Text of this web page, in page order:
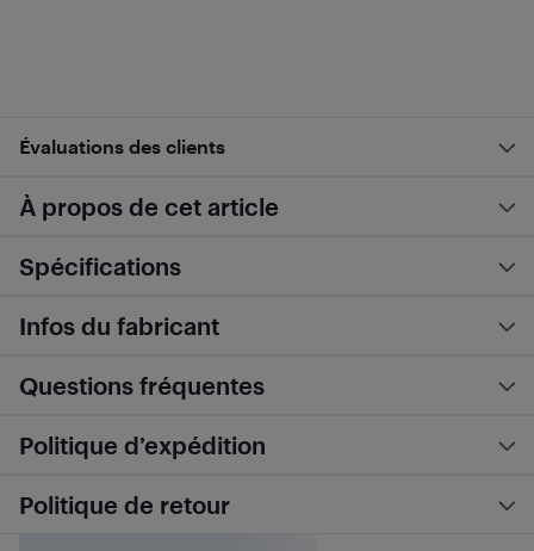
Évaluations des clients
À propos de cet article
Spécifications
Infos du fabricant
Questions fréquentes
Politique d’expédition
Politique de retour